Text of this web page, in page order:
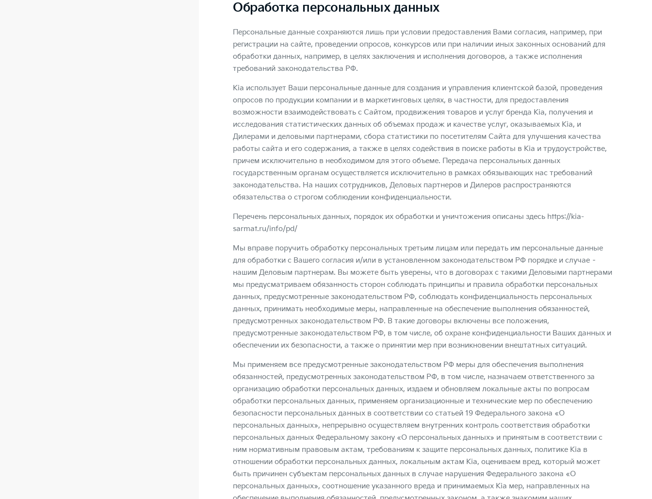
Обработка персональных данных
Персональные данные сохраняются лишь при условии предоставления Вами согласия, например, при
регистрации на сайте, проведении опросов, конкурсов или при наличии иных законных оснований для
обработки данных, например, в целях заключения и исполнения договоров, а также исполнения
требований законодательства РФ.
Kia использует Ваши персональные данные для создания и управления клиентской базой, проведения
опросов по продукции компании и в маркетинговых целях, в частности, для предоставления
возможности взаимодействовать с Сайтом, продвижения товаров и услуг бренда Kia, получения и
исследования статистических данных об объемах продаж и качестве услуг, оказываемых Kia, и
Дилерами и деловыми партнерами, сбора статистики по посетителям Сайта для улучшения качества
работы сайта и его содержания, а также в целях содействия в поиске работы в Kia и трудоустройстве,
причем исключительно в необходимом для этого объеме. Передача персональных данных
государственным органам осуществляется исключительно в рамках обязывающих нас требований
законодательства. На наших сотрудников, Деловых партнеров и Дилеров распространяются
обязательства о строгом соблюдении конфиденциальности.
Перечень персональных данных, порядок их обработки и уничтожения описаны здесь https://kia-
sarmat.ru/info/pd/
Мы вправе поручить обработку персональных третьим лицам или передать им персональные данные
для обработки с Вашего согласия и/или в установленном законодательством РФ порядке и случае –
нашим Деловым партнерам. Вы можете быть уверены, что в договорах с такими Деловыми партнерами
мы предусматриваем обязанность сторон соблюдать принципы и правила обработки персональных
данных, предусмотренные законодательством РФ, соблюдать конфиденциальность персональных
данных, принимать необходимые меры, направленные на обеспечение выполнения обязанностей,
предусмотренных законодательством РФ. В такие договоры включены все положения,
предусмотренные законодательством РФ, в том числе, об охране конфиденциальности Ваших данных и
обеспечении их безопасности, а также о принятии мер при возникновении внештатных ситуаций.
Мы применяем все предусмотренные законодательством РФ меры для обеспечения выполнения
обязанностей, предусмотренных законодательством РФ, в том числе, назначаем ответственного за
организацию обработки персональных данных, издаем и обновляем локальные акты по вопросам
обработки персональных данных, применяем организационные и технические мер по обеспечению
безопасности персональных данных в соответствии со статьей 19 Федерального закона «О
персональных данных», непрерывно осуществляем внутренних контроль соответствия обработки
персональных данных Федеральному закону «О персональных данных» и принятым в соответствии с
ним нормативным правовым актам, требованиям к защите персональных данных, политике Kia в
отношении обработки персональных данных, локальным актам Kia, оцениваем вред, который может
быть причинен субъектам персональных данных в случае нарушения Федерального закона «О
персональных данных», соотношение указанного вреда и принимаемых Kia мер, направленных на